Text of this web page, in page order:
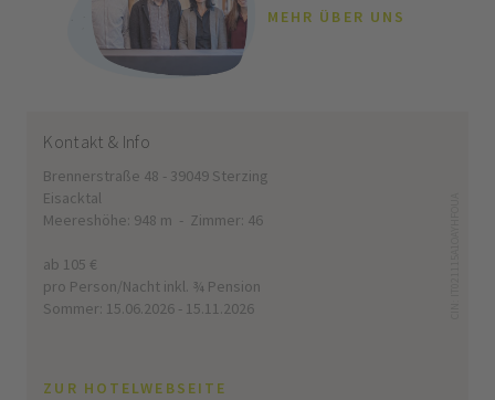
MEHR ÜBER UNS
Kontakt & Info
Brennerstraße 48 - 39049 Sterzing
Eisacktal
Meereshöhe: 948 m - Zimmer: 46
ab 105 €
pro Person/Nacht inkl. ¾ Pension
Sommer: 15.06.2026 - 15.11.2026
ZUR HOTELWEBSEITE